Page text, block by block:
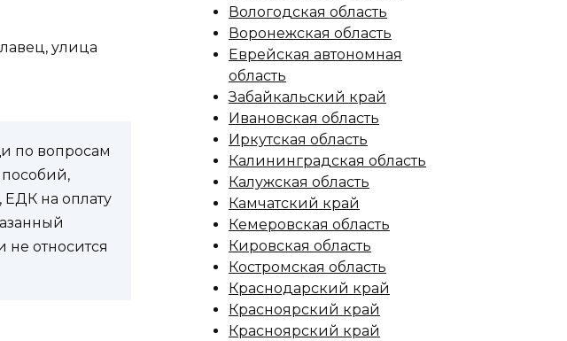
улица
по вопросам
на оплату
относится
Вологодская область
Воронежская область
Еврейская автономная
область
Забайкальский край
Ивановская область
Иркутская область
Калининградская область
Калужская область
Камчатский край
Кемеровская область
Кировская область
Костромская область
Краснодарский край
Красноярский край
Красноярский край